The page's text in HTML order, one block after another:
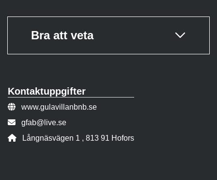
Bra att veta
Kontaktuppgifter
Webbsida:
www.gulavillanbnb.se
E-post:
gfab@live.se
Adress:
Långnäsvägen 1 , 813 91 Hofors